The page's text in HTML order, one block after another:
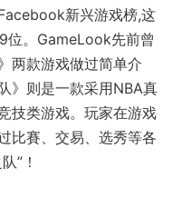
新兴游戏榜,这
位。GameLook先前曾
两款游戏做过简单介
》则是一款采用NBA真
技类游戏。玩家在游戏
比賽、交易、选秀等各
”！